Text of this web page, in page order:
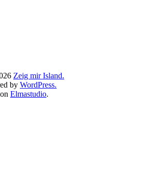
Zeig mir Island.
by WordPress.
Elmastudio.